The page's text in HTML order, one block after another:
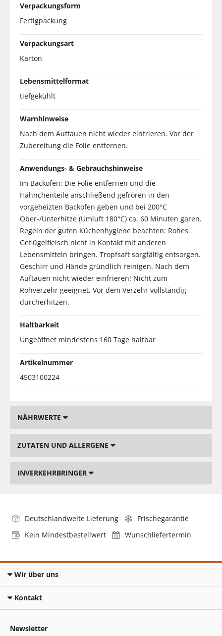
Verpackungsform
Fertigpackung
Verpackungsart
Karton
Lebensmittelformat
tiefgekühlt
Warnhinweise
Nach dem Auftauen nicht wieder einfrieren. Vor der
Zubereitung die Folie entfernen.
Anwendungs- & Gebrauchshinweise
Im Backofen: Die Folie entfernen und die
Hähnchenteile anschließend gefroren in den
vorgeheizten Backofen geben und bei 200°C
Ober-/Unterhitze (Umluft 180°C) ca. 60 Minuten garen.
Regeln der guten Küchenhygiene beachten: Rohes
Geflügelfleisch nicht in Kontakt mit anderen
Lebensmitteln bringen. Tropfsaft sorgfältig entsorgen.
Geschirr und Hände gründlich reinigen. Nach dem
Auftauen nicht wieder einfrieren! Nicht zum
Rohverzehr geeignet. Vor dem Verzehr vollständig
durcherhitzen.
Haltbarkeit
Ungeöffnet mindestens 160 Tage haltbar
Artikelnummer
4503100224
NÄHRWERTE
ZUTATEN UND ALLERGENE
INVERKEHRBRINGER
Deutschlandweite Lieferung
Frischegarantie
Kein Mindestbestellwert
Wunschliefertermin
Wir über uns
Kontakt
Newsletter